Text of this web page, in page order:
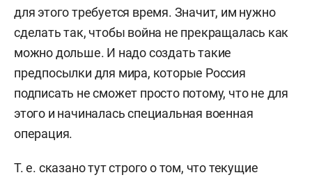
для этого требуется время. Значит, им нужно
сделать так, чтобы война не прекращалась как
можно дольше. И надо создать такие
предпосылки для мира, которые Россия
подписать не сможет просто потому, что не для
этого и начиналась специальная военная
операция.
Т. е. сказано тут строго о том, что текущие